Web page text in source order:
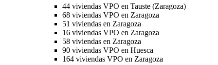
44 viviendas VPO en Tauste (Zaragoza)
68 viviendas VPO en Zaragoza
51 viviendas en Zaragoza
16 viviendas VPO en Zaragoza
58 viviendas en Zaragoza
90 viviendas VPO en Huesca
164 viviendas VPO en Zaragoza